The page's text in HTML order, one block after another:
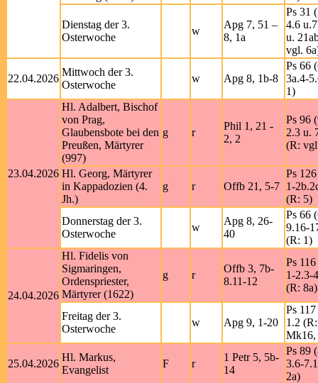
Dienstag der 3.
Osterwoche
w
Apg 7, 51 –
8, 1a
Ps 31
4.6
u.
vgl.
22.04.2026
Mittwoch der 3.
Osterwoche
w Apg 8, 1b-8
Ps 66
3a.4-
1)
23.04.2026
Hl. Adalbert, Bischof
von Prag,
Glaubensbote bei den
Preußen, Märtyrer
(997)
g r
Phil 1, 21 -
2, 2
Ps 96
2.3 u.
(R:
Hl. Georg, Märtyrer
in Kappadozien (4.
Jh.)
g r Offb 21, 5-7
Ps
1-
(R: 5)
Donnerstag der 3.
Osterwoche
w
Apg 8, 26-
40
Ps 66
9.16-
(R: 1)
24.04.2026
Hl. Fidelis von
Sigmaringen,
Ordenspriester,
Märtyrer (1622)
g r
Offb 3, 7b-
8.11-12
Ps
1-2.3-
(R: 8a)
Freitag der 3.
Osterwoche
w Apg 9, 1-20
Ps
1.2
Mk16,
25.04.2026
Hl. Markus,
Evangelist
F r
1 Petr 5, 5b-
14
Ps 89
3.6-
2a)